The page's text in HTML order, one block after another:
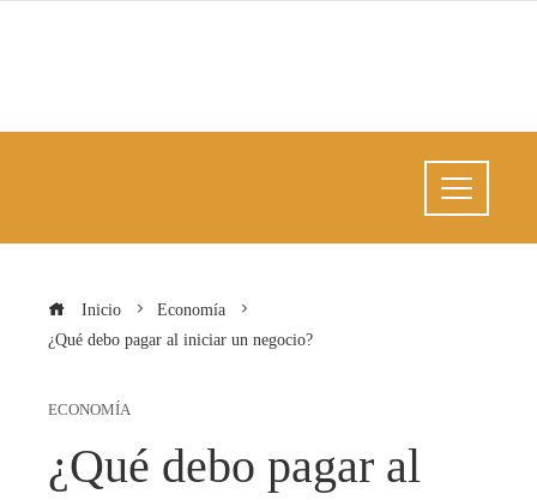
Inicio
Economía
¿Qué debo pagar al iniciar un negocio?
ECONOMÍA
¿Qué debo pagar al